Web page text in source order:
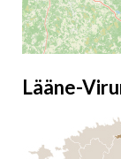
Lääne-